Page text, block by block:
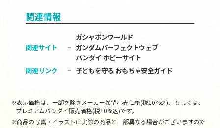
関連情報
関連サイト
ガシャポンワールド
ガンダムパーフェクトウェブ
バンダイ ホビーサイト
関連リンク
子どもを守る おもちゃ安全ガイド
※表示価格は、一部を除きメーカー希望小売価格(税10%込)、もしくは、
プレミアムバンダイ販売価格(税10%込)です。
※商品の写真・イラストは実際の商品と一部異なる場合がございますので